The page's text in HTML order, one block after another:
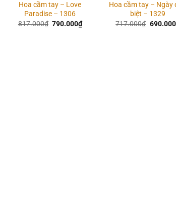
Hoa cầm tay – Love
Paradise – 1306
817.000₫ Giá
790.000₫Giá
hiện
Hoa cầm tay – Ngày
biệt – 1329
717.000₫ Giá
690.000